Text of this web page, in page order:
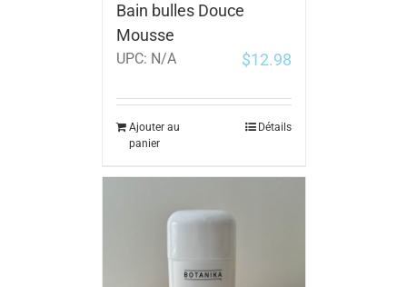
Bain bulles Douce
Mousse
UPC: N/A $12.98
Ajouter au
panier
Détails